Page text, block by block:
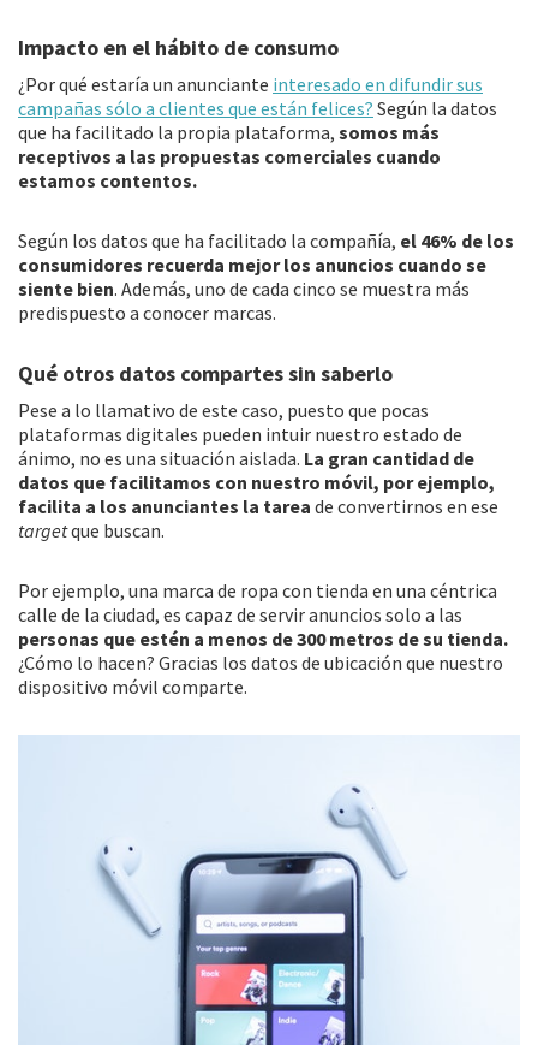
Impacto en el hábito de consumo
¿Por qué estaría un anunciante interesado en difundir sus
campañas sólo a clientes que están felices? Según la datos
que ha facilitado la propia plataforma, somos más
receptivos a las propuestas comerciales cuando
estamos contentos.
Según los datos que ha facilitado la compañía, el 46% de los
consumidores recuerda mejor los anuncios cuando se
siente bien. Además, uno de cada cinco se muestra más
predispuesto a conocer marcas.
Qué otros datos compartes sin saberlo
Pese a lo llamativo de este caso, puesto que pocas
plataformas digitales pueden intuir nuestro estado de
ánimo, no es una situación aislada. La gran cantidad de
datos que facilitamos con nuestro móvil, por ejemplo,
facilita a los anunciantes la tarea de convertirnos en ese
targetque buscan.
Por ejemplo, una marca de ropa con tienda en una céntrica
calle de la ciudad, es capaz de servir anuncios solo a las
personas que estén a menos de 300 metros de su tienda.
¿Cómo lo hacen? Gracias los datos de ubicación que nuestro
dispositivo móvil comparte.